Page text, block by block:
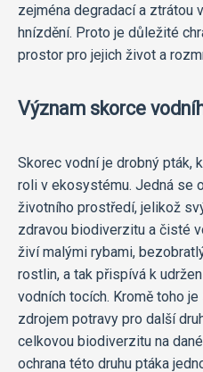
zejména degradací a ztrátou
hnízdění. Proto je důležité
prostor pro jejich život a
Význam skorce
Skorec vodní je drobný pták,
roli v ekosystému. Jedná se
životního prostředí, jelikož
zdravou biodiverzitu a čisté
živí malými rybami,
rostlin, a tak přispívá k
vodních tocích. Kromě toho
zdrojem potravy pro další
celkovou biodiverzitu na
ochrana této druhu ptáka